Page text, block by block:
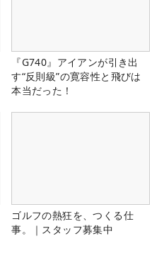
『G740』アイアンが引き出
す“反則級”の寛容性と飛びは
本当だった！
ゴルフの熱狂を、つくる仕
事。｜スタッフ募集中